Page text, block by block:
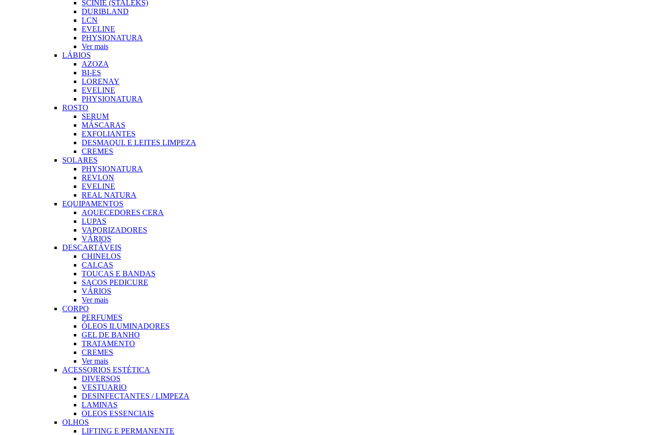
SCINIE (STALEKS)
DURIBLAND
LCN
EVELINE
PHYSIONATURA
Ver mais
LÁBIOS
AZOZA
BI-ES
LORENAY
EVELINE
PHYSIONATURA
ROSTO
SERUM
MÁSCARAS
EXFOLIANTES
DESMAQUI. E LEITES LIMPEZA
CREMES
SOLARES
PHYSIONATURA
REVLON
EVELINE
REAL NATURA
EQUIPAMENTOS
AQUECEDORES CERA
LUPAS
VAPORIZADORES
VÁRIOS
DESCARTÁVEIS
CHINELOS
CALÇAS
TOUCAS E BANDAS
SACOS PEDICURE
VÁRIOS
Ver mais
CORPO
PERFUMES
ÓLEOS ILUMINADORES
GEL DE BANHO
TRATAMENTO
CREMES
Ver mais
ACESSORIOS ESTÉTICA
DIVERSOS
VESTUARIO
DESINFECTANTES / LIMPEZA
LAMINAS
OLEOS ESSENCIAIS
OLHOS
LIFTING E PERMANENTE